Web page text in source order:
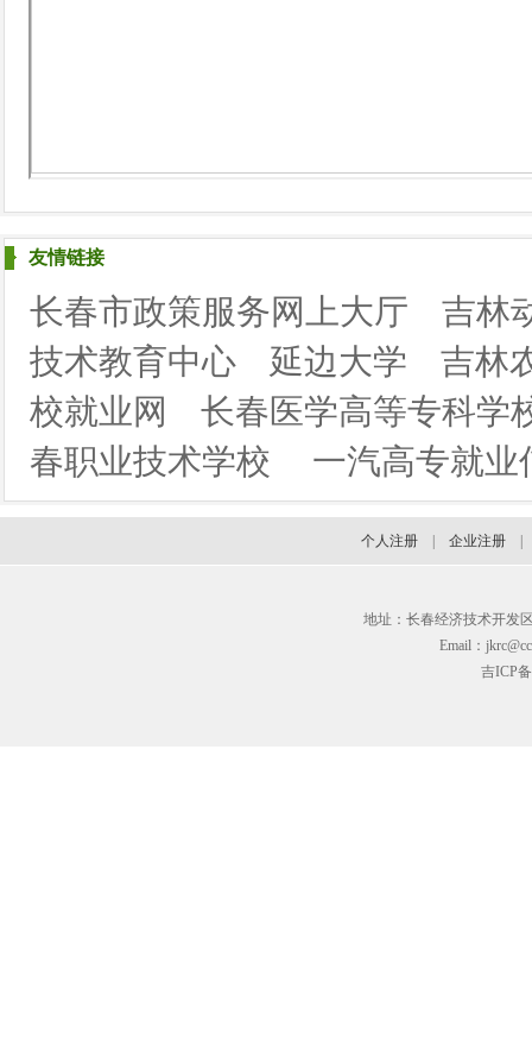
友情链接
长春市政策服务网上大厅
吉林
技术教育中心
延边大学
吉林
校就业网
长春医学高等专科学
春职业技术学校
一汽高专就业
个人注册 企业注册
地址：长春经济技术开发
Email：
吉ICP